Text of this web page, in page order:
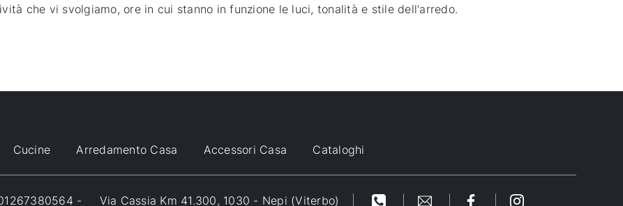
che vi svolgiamo, ore in cui stanno in funzione le luci, tonalità e stile dell'arredo.
Cucine Arredamento Casa Accessori Casa Cataloghi
- Via Cassia Km 41.300, 1030 - Nepi (Viterbo)